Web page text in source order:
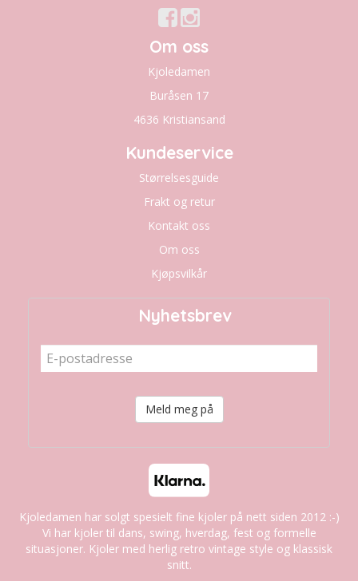
Om oss
Kjoledamen
Buråsen 17
4636 Kristiansand
Kundeservice
Størrelsesguide
Frakt og retur
Kontakt oss
Om oss
Kjøpsvilkår
Nyhetsbrev
Meld meg på
Kjoledamen har solgt spesielt fine kjoler på nett siden 2012 :-)
Vi har kjoler til dans, swing, hverdag, fest og formelle
situasjoner. Kjoler med herlig retro vintage style og klassisk
snitt.